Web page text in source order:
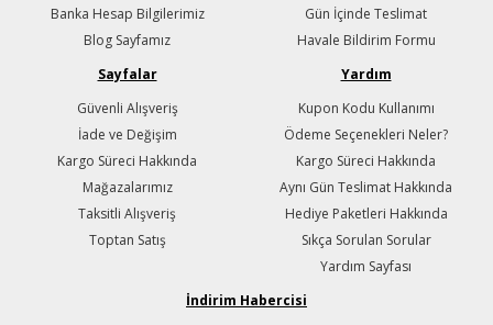
Banka Hesap Bilgilerimiz
Blog Sayfamız
Gün İçinde Teslimat
Havale Bildirim Formu
Sayfalar
Güvenli Alışveriş
İade ve Değişim
Kargo Süreci Hakkında
Mağazalarımız
Taksitli Alışveriş
Toptan Satış
Yardım
Kupon Kodu Kullanımı
Ödeme Seçenekleri Neler?
Kargo Süreci Hakkında
Aynı Gün Teslimat Hakkında
Hediye Paketleri Hakkında
Sıkça Sorulan Sorular
Yardım Sayfası
İndirim Habercisi